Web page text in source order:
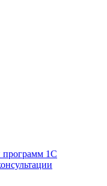
программ 1С